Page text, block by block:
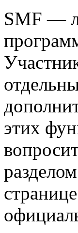
SMF —
этих